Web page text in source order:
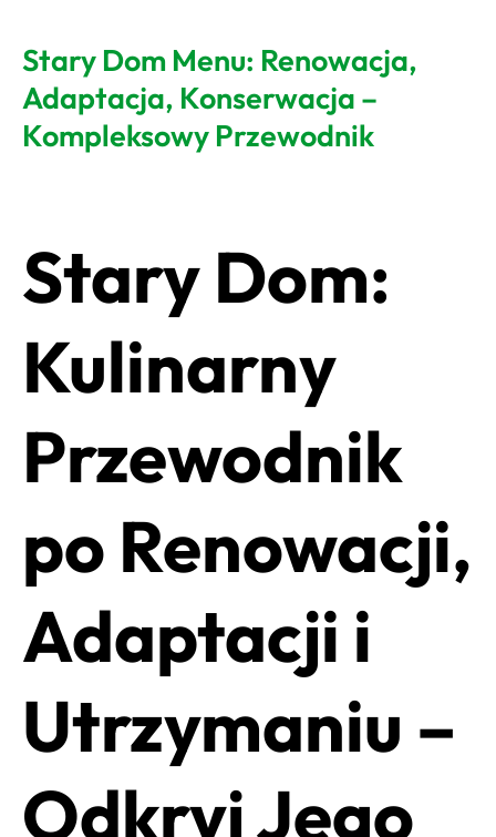
Stary Dom Menu: Renowacja,
Adaptacja, Konserwacja –
Kompleksowy Przewodnik
Stary Dom:
Kulinarny
Przewodnik
po Renowacji,
Adaptacji i
Utrzymaniu –
Odkryj Jego